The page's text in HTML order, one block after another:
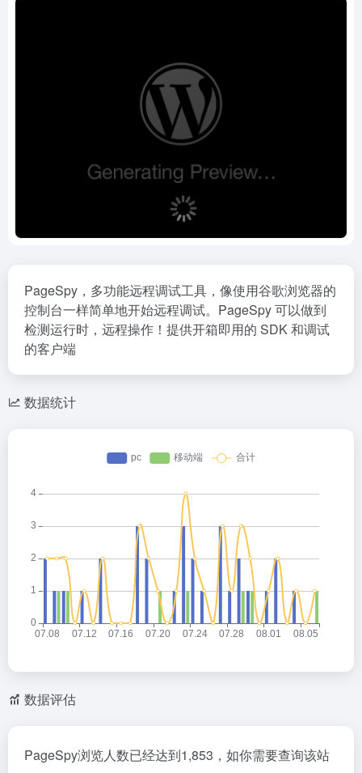
PageSpy，多功能远程调试工具，像使用谷歌浏览器的
控制台一样简单地开始远程调试。PageSpy 可以做到
检测运行时，远程操作！提供开箱即用的 SDK 和调试
的客户端
数据统计
数据评估
PageSpy浏览人数已经达到1,853，如你需要查询该站